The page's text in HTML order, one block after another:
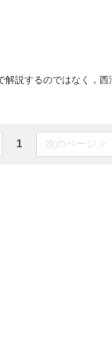
説するのではなく，
1 次のページ >